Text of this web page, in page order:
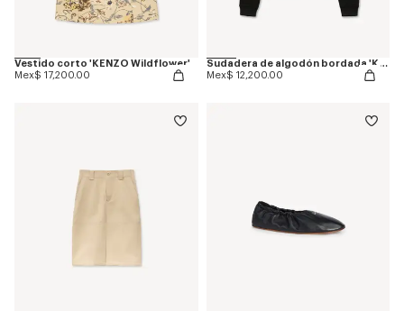
Vestido corto 'KENZO Wildflower'
Mex$ 17,200.00
Sudadera de algodón bordada 'KENZO Jumping Tiger'
Mex$ 12,200.00